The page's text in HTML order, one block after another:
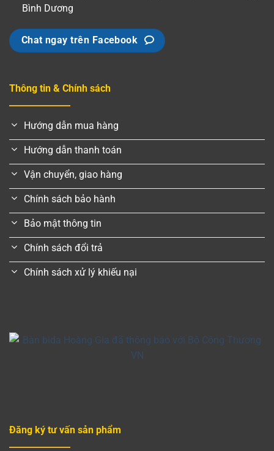
Bình Dương
Chat ngay trên Facebook
Thông tin & Chính sách
Hướng dẫn mua hàng
Hướng dẫn thanh toán
Vận chuyển, giao hàng
Chính sách bảo hành
Bảo mật thông tin
Chính sách đổi trả
Chính sách xử lý khiếu nại
Đăng ký tư vấn sản phẩm